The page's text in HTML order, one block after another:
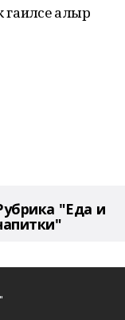
алыр
"Еда и